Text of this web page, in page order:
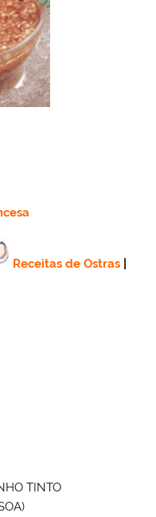
Receitas de Ostras
TINTO